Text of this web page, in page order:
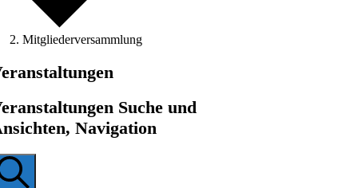
Mitgliederversammlung
Suche und
Navigation